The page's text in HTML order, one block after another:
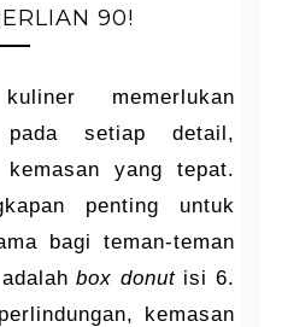
90!
memerlukan
setiap detail,
yang tepat.
penting untuk
bagi teman-teman
adalahbox donutisi 6.
kemasan